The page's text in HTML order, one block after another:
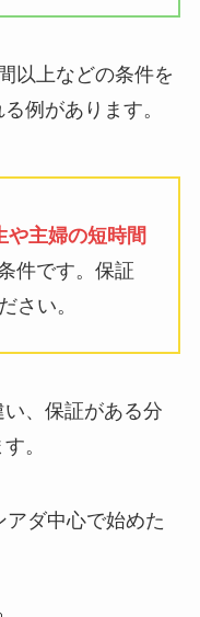
以上などの条件を
例があります。
や主婦の短時間
件です。保証
さい。
、保証がある分
。
ダ中心で始めた